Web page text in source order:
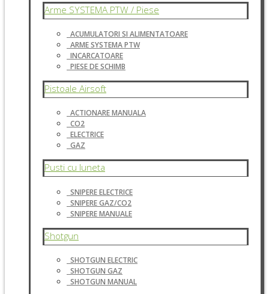
Arme SYSTEMA PTW / Piese
ACUMULATORI SI ALIMENTATOARE
ARME SYSTEMA PTW
INCARCATOARE
PIESE DE SCHIMB
Pistoale Airsoft
ACTIONARE MANUALA
CO2
ELECTRICE
GAZ
Pusti cu luneta
SNIPERE ELECTRICE
SNIPERE GAZ/CO2
SNIPERE MANUALE
Shotgun
SHOTGUN ELECTRIC
SHOTGUN GAZ
SHOTGUN MANUAL